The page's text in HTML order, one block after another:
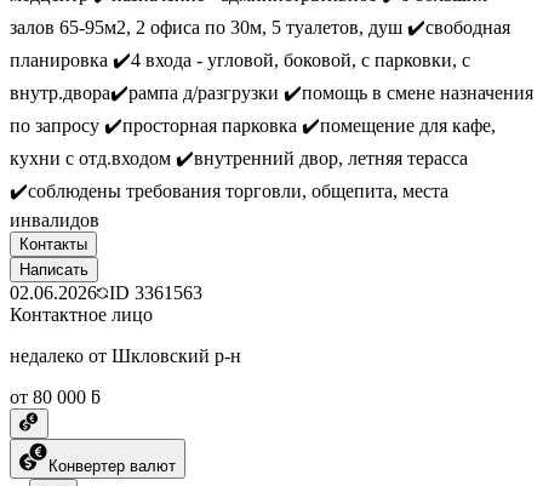
залов 65-95м2, 2 офиса по 30м, 5 туалетов, душ ✔️свободная
планировка ✔️4 входа - угловой, боковой, с парковки, с
внутр.двора✔️рампа д/разгрузки ✔️помощь в смене назначения
по запросу ✔️просторная парковка ✔️помещение для кафе,
кухни с отд.входом ✔️внутренний двор, летняя терасса
✔️соблюдены требования торговли, общепита, места
инвалидов
Контакты
Написать
02.06.2026 ID 3361563
Контактное лицо
недалеко от Шкловский р-н
от 80 000 ƃ
Конвертер валют